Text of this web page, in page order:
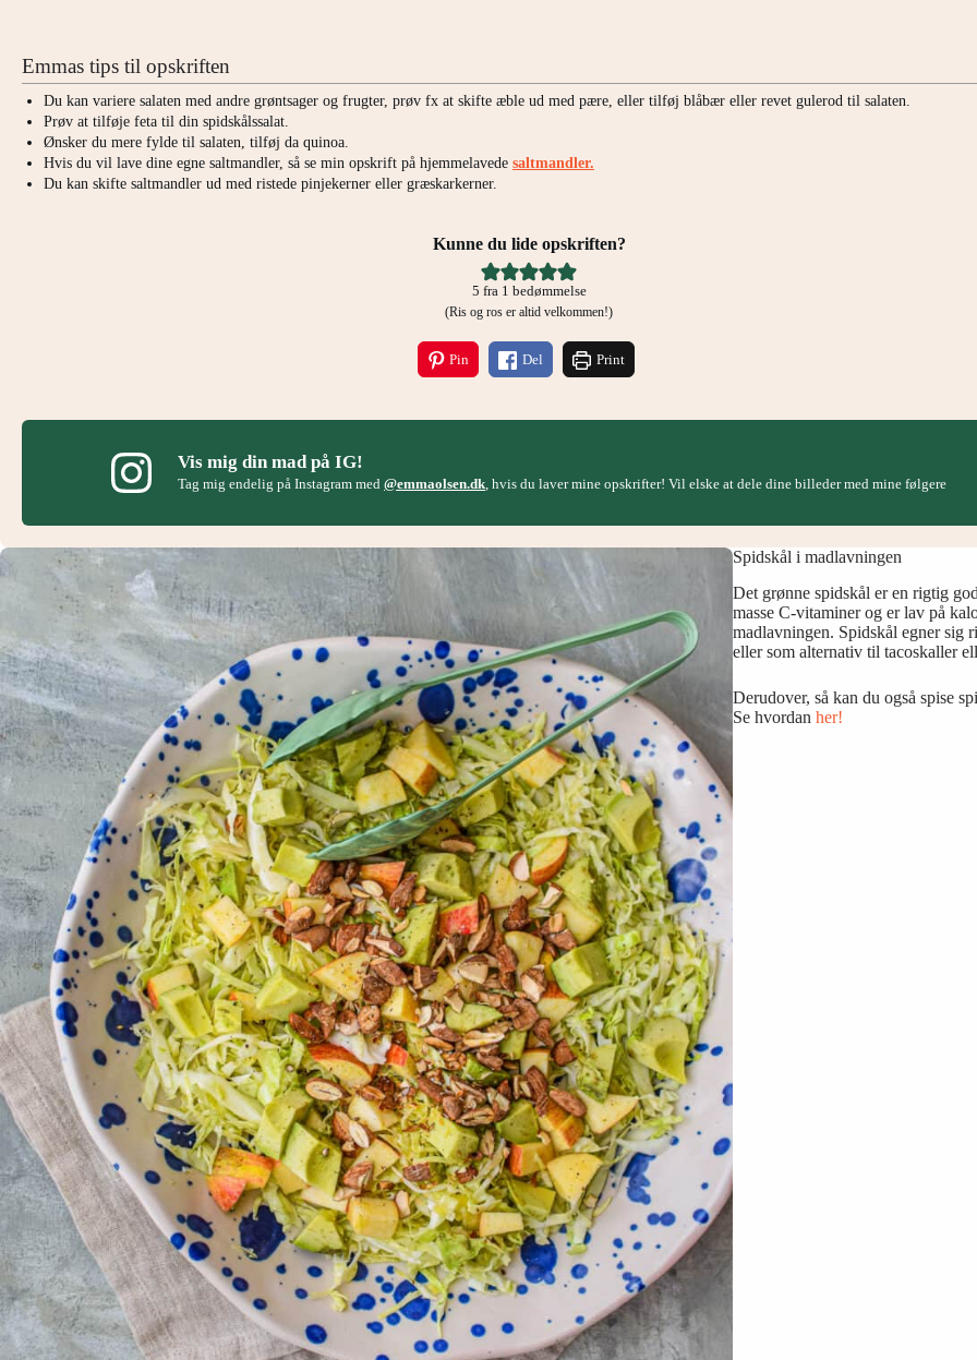
Emmas tips til opskriften
Du kan variere salaten med andre grøntsager og frugter, prøv fx at skifte æble ud med pære, eller tilføj blåbær eller revet gulerod til salaten.
Prøv at tilføje feta til din spidskålssalat.
Ønsker du mere fylde til salaten, tilføj da quinoa.
Hvis du vil lave dine egne saltmandler, så se min opskrift på hjemmelavede saltmandler.
Du kan skifte saltmandler ud med ristede pinjekerner eller græskarkerner.
Kunne du lide opskriften?
5 fra 1 bedømmelse
(Ris og ros er altid velkommen!)
Pin Del Print
Vis mig din mad på IG!
Tag mig endelig på Instagram med@emmaolsen.dk, hvis du laver mine opskrifter! Vil elske at dele dine billeder med mine følgere
Spidskål i madlavningen
Det grønne spidskål er en rigtig
masse C-vitaminer og er lav på
madlavningen. Spidskål egner sig
eller som alternativ til tacoskaller
Derudover, så kan du også spise
Se hvordan her!